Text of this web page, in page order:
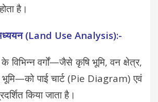
है।
(Land Use Analysis):-
वर्गों—जैसे कृषि भूमि, वन क्षेत्र,
भूमि—को पाई चार्ट (Pie Diagram) एवं
किया जाता है।